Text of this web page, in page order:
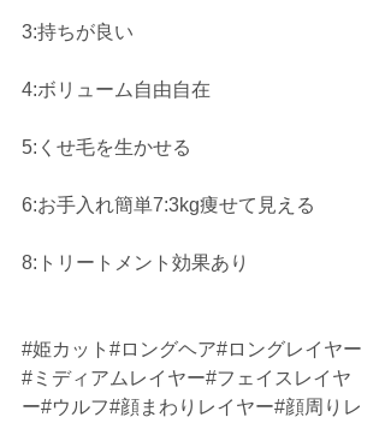
3:持ちが良い
4:ボリューム自由自在
5:くせ毛を生かせる
6:お手入れ簡単7:3kg痩せて見える
8:トリートメント効果あり
#姫カット #ロングヘア#ロングレイヤー
#ミディアムレイヤー#フェイスレイヤ
ー#ウルフ#顔まわりレイヤー#顔周りレ